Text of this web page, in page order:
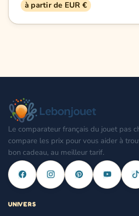
à partir de EUR €
Le comparateur français du jouet pas
compare les prix pour vous aider à
bon cadeau, au meilleur tarif.
UNIVERS